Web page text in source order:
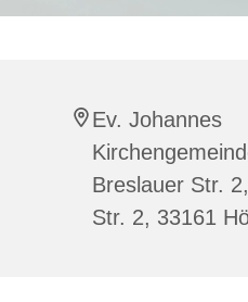
Ev. Johannes
Breslauer Str.
Str. 2, 33161